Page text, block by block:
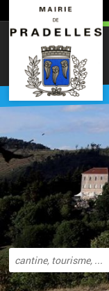
Effectuer
une
recherche